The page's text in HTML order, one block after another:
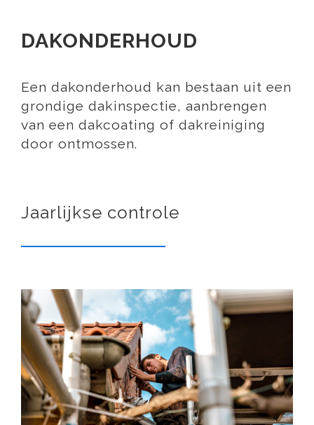
DAKONDERHOUD
Een dakonderhoud kan bestaan uit een
grondige dakinspectie, aanbrengen
van een dakcoating of dakreiniging
door ontmossen.
Jaarlijkse controle